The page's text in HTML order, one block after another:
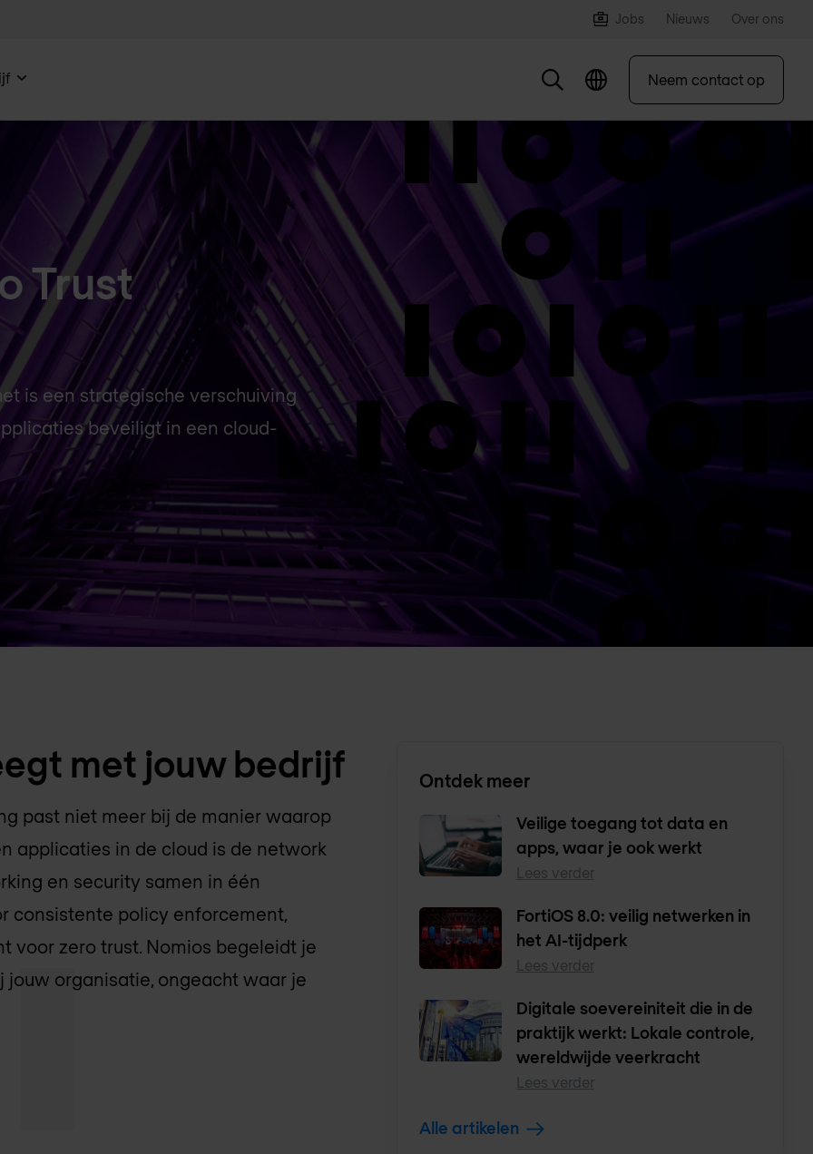
Jobs Nieuws Over ons
Neem contact op
Trust
is een strategische verschuiving
beveiligt in een cloud-
met jouw bedrijf
past niet meer bij de manier waarop
applicaties in de cloud is de network
en security samen in één
consistente policy enforcement,
voor zero trust. Nomios begeleidt je
organisatie, ongeacht waar je
Ontdek meer
Veilige toegang tot data en
apps, waar je ook werkt
Lees verder
FortiOS 8.0: veilig netwerken in
het AI-tijdperk
Lees verder
Digitale soevereiniteit die in de
praktijk werkt: Lokale controle,
wereldwijde veerkracht
Lees verder
Alle artikelen